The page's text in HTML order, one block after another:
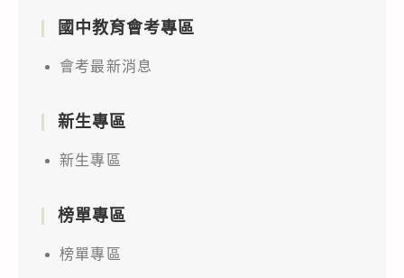
國中教育會考專區
會考最新消息
新生專區
新生專區
榜單專區
榜單專區